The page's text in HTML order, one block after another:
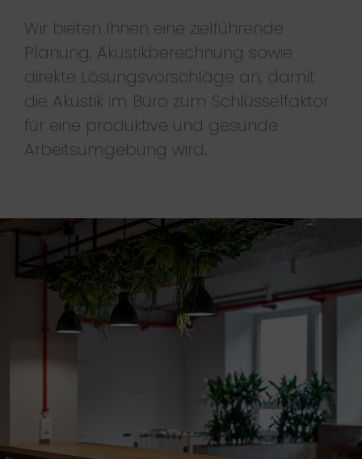
Wir bieten Ihnen eine zielführende
Planung, Akustikberechnung sowie
direkte Lösungsvorschläge an, damit
die Akustik im Büro zum Schlüsselfaktor
für eine produktive und gesunde
Arbeitsumgebung wird.